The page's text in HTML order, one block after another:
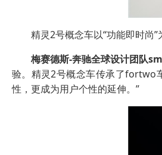
精灵2号概念车以“功能即时尚”
梅赛德斯-奔驰全球设计团队
验。精灵2号概念车传承了fortwo
性，更成为用户个性的延伸。”